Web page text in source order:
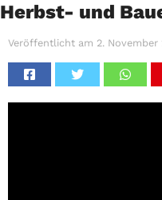
Herbst- und
Veröffentlicht am 2. November